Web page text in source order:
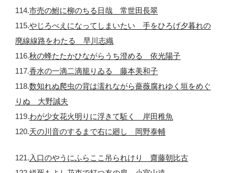
114.市売の鮒に柳のちる日哉 常世田長翠
115.やじろべえになってしまいたい 手をひろげ夕暮れの
廃線線路をわたる 早川志織
116.秋の蜂たたかひながらうち澄める 依光陽子
117.香水の一滴二滴籠りゐる 藤本美和子
118.数知れぬ爬虫の背は濡れながら薔薇腐れゆく垣をめぐ
りぬ 大野誠夫
119.わが少女花火明りに浮きて駈く 岸田稚魚
120.天の川音のするまで右に廻し 岡野泰輔
121. 入口のやうにふらここ吊られけり 齋藤朝比古